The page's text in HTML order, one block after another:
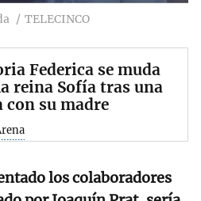
TELECINCO
Federica se muda
reina Sofía tras una
con su madre
los colaboradores